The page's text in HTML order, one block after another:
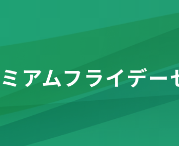
アムフライデ